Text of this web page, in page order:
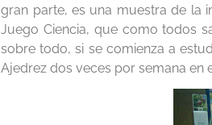
gran parte, es una muestra de la
Juego Ciencia, que como todos
sobre todo, si se comienza a
Ajedrez dos veces por semana en